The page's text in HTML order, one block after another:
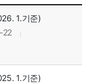
1.기준)
22
1.기준)